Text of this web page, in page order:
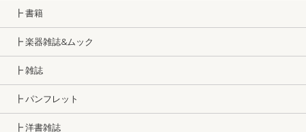
┣ 書籍
┣ 楽器雑誌&ムック
┣ 雑誌
┣ パンフレット
┣ 洋書雑誌